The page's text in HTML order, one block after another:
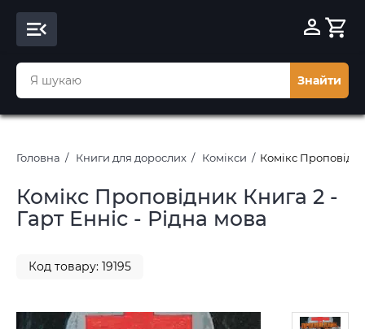
Знайти
Головна Книги для дорослих Комікси Комікс
Комікс Проповідник Книга 2 -
Гарт Енніс - Рідна мова
Код товару: 19195